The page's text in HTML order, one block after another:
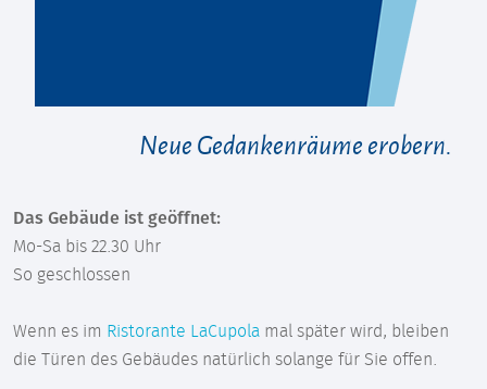
Neue Gedankenräume erobern.
Das Gebäude ist geöffnet:
Mo-Sa bis 22.30 Uhr
So geschlossen
Wenn es im Ristorante LaCupola mal später wird, bleiben
die Türen des Gebäudes natürlich solange für Sie offen.